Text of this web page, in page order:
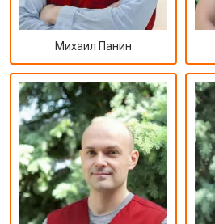
Михаил Панин